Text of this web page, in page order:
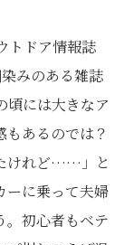
トドア情報誌
みのある雑誌
には大きなア
あるのでは？
けれど……」と
ーに乗って夫婦
。初心者もベテ